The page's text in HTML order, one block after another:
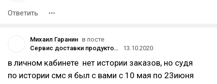
Ответить
Михаил Гаранин в посте
Сервис доставки продуктовых наборов Grow Food перестал работать вне Москвы и Санкт-Петербурга из-за падения продаж
13.10.2020
в личном кабинете нет истории заказов, но судя
по истории смс я был с вами с 10 мая по 23июня